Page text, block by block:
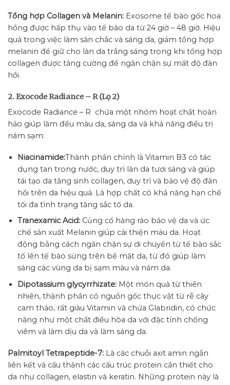
Tổng hợp Collagen và Melanin: Exosome tế bào gốc hoa
hồng được hấp thụ vào tế bào da từ 24 giờ – 48 giờ. Hiệu
quả trong việc làm săn chắc và sáng da, giảm tổng hợp
melanin để giữ cho làn da trắng sáng trong khi tổng hợp
collagen được tăng cường để ngăn chặn sự mất độ đàn
hồi.
2. Exocode Radiance – R (Lọ 2)
Exocode Radiance – R chứa một nhóm hoạt chất hoàn
hảo giúp làm đều màu da, sáng da và khả năng điều trị
nám sạm:
Niacinamide:Thành phần chính là Vitamin B3 có tác
dụng tan trong nước, duy trì làn da tươi sáng và giúp
tái tạo da tăng sinh collagen, duy trì và bảo vệ độ đàn
hồi trên da hiệu quả. Là hợp chất có khả năng hạn chế
tối đa tình trạng tăng sắc tố da.
Tranexamic Acid: Củng cố hàng rào bảo vệ da và ức
chế sản xuất Melanin giúp cải thiện màu da. Hoạt
động bằng cách ngăn chặn sự di chuyển từ tế bào sắc
tố lên tế bào sừng trên bề mặt da, từ đó giúp làm
sáng các vùng da bị sạm màu và nám da.
Dipotassium glycyrrhizate:Một món quà từ thiên
nhiên, thành phần có nguồn gốc thực vật từ rễ cây
cam thảo, rất giàu Vitamin và chứa Glabridin, có chức
năng như một chất điều hòa da với đặc tính chống
viêm và làm dịu da và làm sáng da.
Palmitoyl Tetrapeptide-7: Là các chuỗi axit amin ngắn
liên kết và cấu thành các cấu trúc protein cần thiết cho
da như collagen, elastin và keratin. Những protein này là